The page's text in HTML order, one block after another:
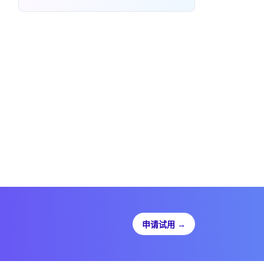
申请试用 →